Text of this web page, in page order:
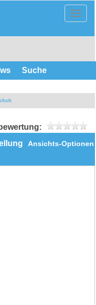
Suche
Ansichts-Optionen